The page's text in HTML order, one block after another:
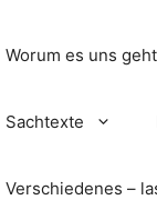
Worum es uns
Sachtexte
Verschiedenes –